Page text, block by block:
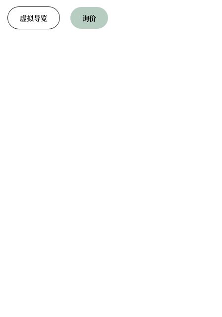
虚拟导览 询价